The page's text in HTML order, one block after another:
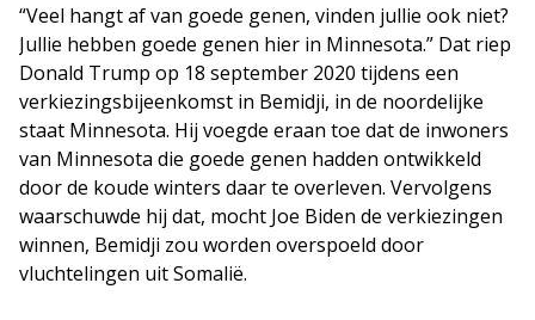
“Veel hangt af van goede genen, vinden jullie ook niet?
Jullie hebben goede genen hier in Minnesota.” Dat riep
Donald Trump op 18 september 2020 tijdens een
verkiezingsbijeenkomst in Bemidji, in de noordelijke
staat Minnesota. Hij voegde eraan toe dat de inwoners
van Minnesota die goede genen hadden ontwikkeld
door de koude winters daar te overleven. Vervolgens
waarschuwde hij dat, mocht Joe Biden de verkiezingen
winnen, Bemidji zou worden overspoeld door
vluchtelingen uit Somalië.